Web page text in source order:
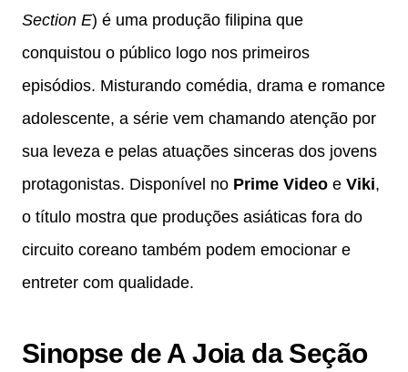
Section E) é uma produção filipina que
conquistou o público logo nos primeiros
episódios. Misturando comédia, drama e romance
adolescente, a série vem chamando atenção por
sua leveza e pelas atuações sinceras dos jovens
protagonistas. Disponível no Prime Video e Viki,
o título mostra que produções asiáticas fora do
circuito coreano também podem emocionar e
entreter com qualidade.
Sinopse de A Joia da Seção